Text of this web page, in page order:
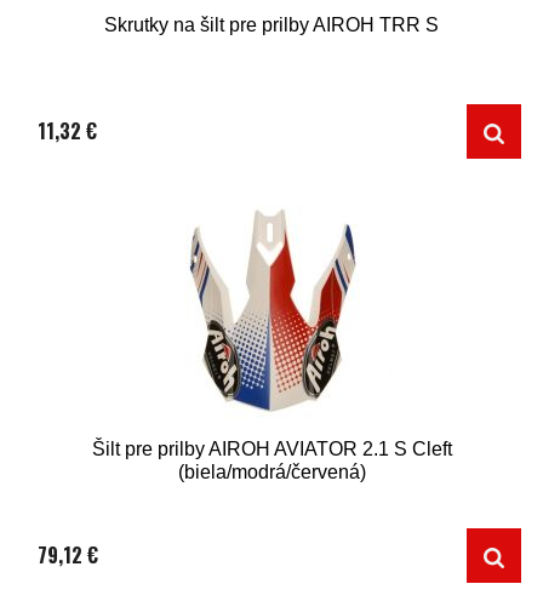
Skrutky na šilt pre prilby AIROH TRR S
11,32 €
Šilt pre prilby AIROH AVIATOR 2.1 S Cleft
(biela/modrá/červená)
79,12 €